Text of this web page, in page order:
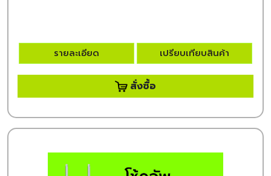
รายละเอียด เปรียบเทียบสินค้า
สั่งซื้อ